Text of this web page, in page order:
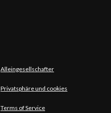
Alleingesellschafter
Privatsphäre und cookies
Terms of Service